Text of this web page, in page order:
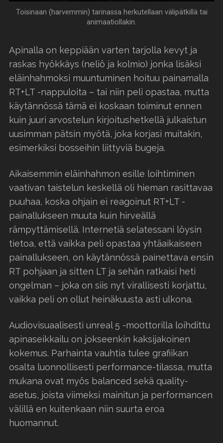
Toisinaan (harvemmin) tarinassa herkutellaan välipätkillä tai
animaatiollakin.
Apinalla on keppiään varten tarjolla kevyt ja
raskas hyökkäys (neliö ja kolmio) jonka lisäksi
eläinhahmoksi muuntuminen hoituu painamalla
RT+LT -nappuloita – tai niin peli opastaa, mutta
käytännössä tämä ei koskaan toiminut ennen
kuin juuri arvostelun kirjoitushetkellä julkaistun
uusimman pätsin myötä, joka korjasi muitakin,
esimerkiksi bosseihin liittyviä bugeja.
Aikaisemmin eläinhahmon esille loihtiminen
vaativan taistelun keskellä oli hieman rasittavaa
puuhaa, koska ohjain ei reagoinut RT+LT -
painallukseen muuta kuin hirveällä
rämpyttämisellä. Internetiä selatessani löysin
tietoa, että vaikka peli opastaa yhtäaikaiseen
painallukseen, on käytännössä painettava ensin
RT pohjaan ja sitten LT ja sehän ratkaisi heti
ongelman – joka on siis nyt virallisesti korjattu,
vaikka peli on ollut heinäkuusta asti ulkona.
Audiovisuaalisesti unreal 5 -moottorilla loihdittu
apinaseikkailu on jokseenkin kaksijakoinen
kokemus. Parhainta vauhtia tulee grafiikan
osalta luonnollisesti performance-tilassa, mutta
mukana ovat myös balanced sekä quality-
asetus, joista viimeksi mainitun ja performancen
välillä en kuitenkaan niin suurta eroa
huomannut.